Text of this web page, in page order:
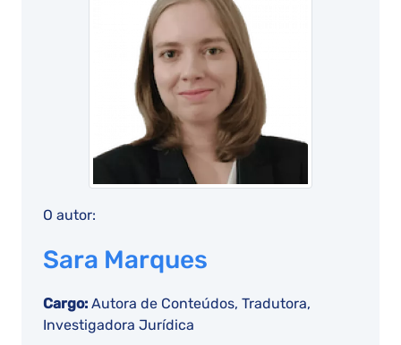
O autor:
Sara Marques
Cargo: Autora de Conteúdos, Tradutora,
Investigadora Jurídica